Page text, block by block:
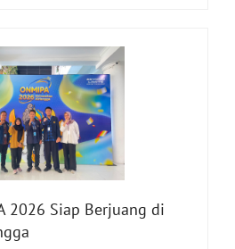
2026 Siap Berjuang di